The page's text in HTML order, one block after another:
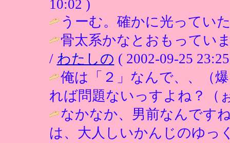
10:02 )
うーむ。確かに光ってい
骨太系かなとおもってい
/ わたしの ( 2002-09-25
俺は「２」なんで、、
れば問題ないっすよね？（
なかなか、男前なんです
は、大人しいかんじのゆっ